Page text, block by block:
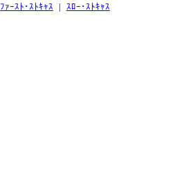
ﾌｧｰｽﾄ･ｽﾄｷｬｽ | ｽﾛｰ･ｽﾄｷｬｽ